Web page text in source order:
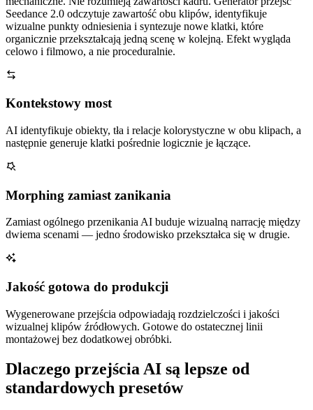
Seedance 2.0 odczytuje zawartość obu klipów, identyfikuje
wizualne punkty odniesienia i syntezuje nowe klatki, które
organicznie przekształcają jedną scenę w kolejną. Efekt wygląda
celowo i filmowo, a nie proceduralnie.
Kontekstowy most
AI identyfikuje obiekty, tła i relacje kolorystyczne w obu klipach, a
następnie generuje klatki pośrednie logicznie je łączące.
Morphing zamiast zanikania
Zamiast ogólnego przenikania AI buduje wizualną narrację między
dwiema scenami — jedno środowisko przekształca się w drugie.
Jakość gotowa do produkcji
Wygenerowane przejścia odpowiadają rozdzielczości i jakości
wizualnej klipów źródłowych. Gotowe do ostatecznej linii
montażowej bez dodatkowej obróbki.
Dlaczego przejścia AI są lepsze od
standardowych presetów